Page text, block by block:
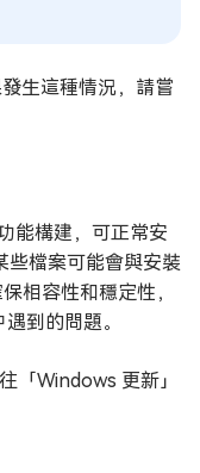
生這種情況，請嘗
能構建，可正常安
些檔案可能會與安裝
相容性和穩定性，
到的問題。
「Windows 更新」